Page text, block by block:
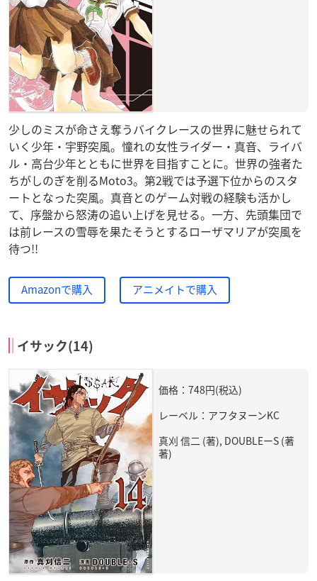
少しのミスが命さえ奪うバイクレースの世界に魅せられて
いく少年・宇野突風。憧れの女性ライダー・真音、ライバ
ル・高台少年とともに世界を目指すことに。世界の強者た
ちがしのぎを削るMoto3。第2戦では予選下位からのスタ
ートとなった突風。真音とのゲーム対戦の経験も活かし
て、序盤から怒涛の追い上げを見せる。一方、先頭集団で
は前レースの雪辱を果たそうとするローザマリアが突風を
待つ!!
Amazonで購入 アニメイトで購入
イサック(14)
価格：748円(税込)
レーベル：アフタヌーンKC
真刈 信二 (著), DOUBLEーS (著
著)